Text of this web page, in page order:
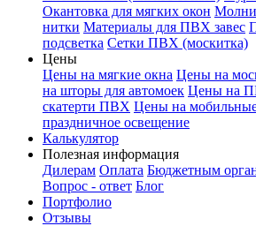
Окантовка для мягких окон
нитки Материалы для ПВХ завес
подсветка Сетки ПВХ (москитка)
Цены
Цены на мягкие окна Цены на
на шторы для автомоек Цены на
скатерти ПВХ Цены на
праздничное освещение
Калькулятор
Полезная информация
Дилерам Оплата Бюджетным
Вопрос - ответ Блог
Портфолио
Отзывы